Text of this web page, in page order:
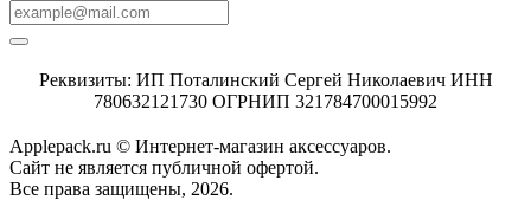
Реквизиты: ИП Поталинский Сергей Николаевич ИНН
780632121730 ОГРНИП 321784700015992
Applepack.ru © Интернет-магазин аксессуаров.
Cайт не является публичной офертой.
Все права защищены, 2026.